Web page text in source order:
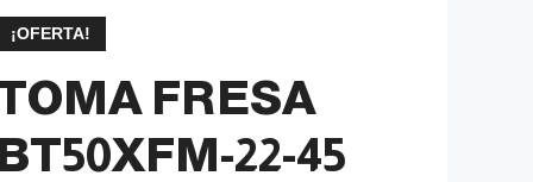
¡OFERTA!
FRESA
BT50XFM-22-45